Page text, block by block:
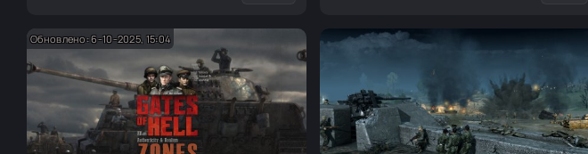
Обновлено: 6-10-2025, 15:04